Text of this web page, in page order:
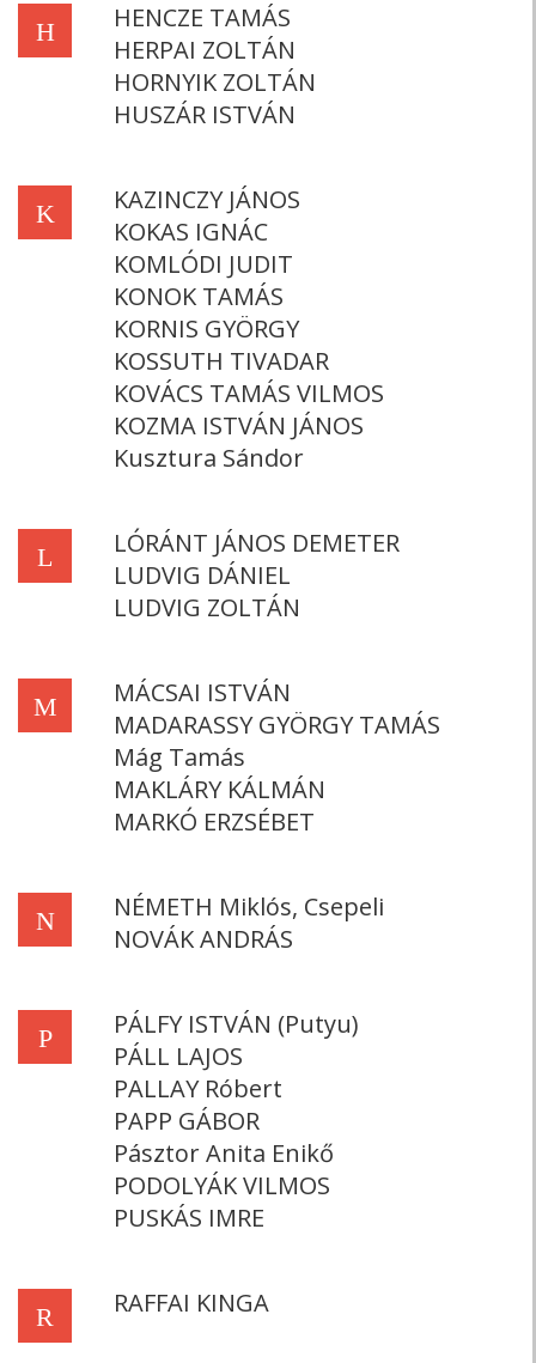
H
HENCZE TAMÁS
HERPAI ZOLTÁN
HORNYIK ZOLTÁN
HUSZÁR ISTVÁN
K
KAZINCZY JÁNOS
KOKAS IGNÁC
KOMLÓDI JUDIT
KONOK TAMÁS
KORNIS GYÖRGY
KOSSUTH TIVADAR
KOVÁCS TAMÁS VILMOS
KOZMA ISTVÁN JÁNOS
Kusztura Sándor
L
LÓRÁNT JÁNOS DEMETER
LUDVIG DÁNIEL
LUDVIG ZOLTÁN
M
MÁCSAI ISTVÁN
MADARASSY GYÖRGY TAMÁS
Mág Tamás
MAKLÁRY KÁLMÁN
MARKÓ ERZSÉBET
N
NÉMETH Miklós, Csepeli
NOVÁK ANDRÁS
P
PÁLFY ISTVÁN (Putyu)
PÁLL LAJOS
PALLAY Róbert
PAPP GÁBOR
Pásztor Anita Enikő
PODOLYÁK VILMOS
PUSKÁS IMRE
R RAFFAI KINGA